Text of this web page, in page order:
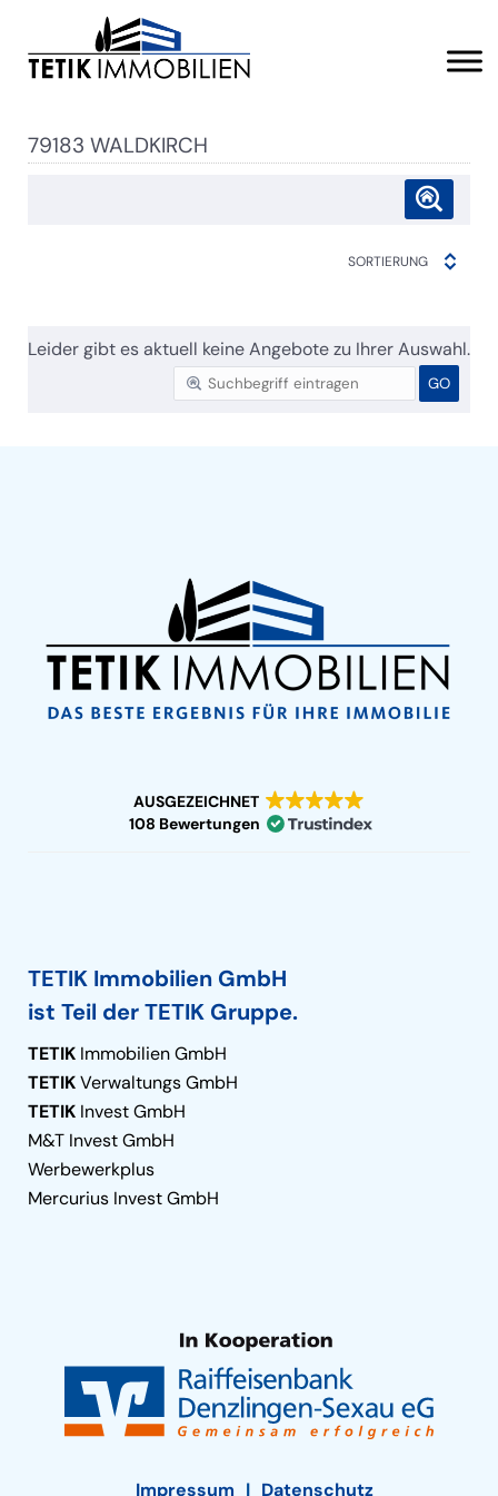
79183 WALDKIRCH
SORTIERUNG
Leider gibt es aktuell keine Angebote zu Ihrer Auswahl.
AUSGEZEICHNET
108 Bewertungen
TETIK Immobilien GmbH
ist Teil der TETIK Gruppe.
TETIK Immobilien GmbH
TETIKVerwaltungs GmbH
TETIK Invest GmbH
M&T Invest GmbH
Werbewerkplus
Mercurius Invest GmbH
Impressum Datenschutz